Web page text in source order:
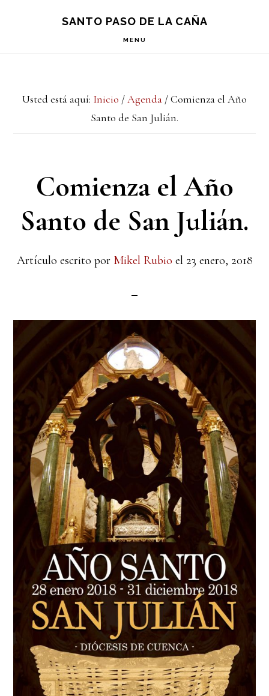
principal
lateral
SANTO PASO DE LA CAÑA
MENU
Usted está aquí: Inicio /Agenda /Comienza el Año
Santo de San Julián.
Comienza el Año
Santo de San Julián.
Artículo escrito por Mikel Rubio el 23 enero, 2018